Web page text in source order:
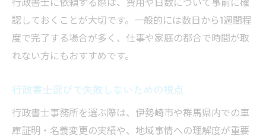
行政書士による申請で書類不備を防止
行政書士依頼で効率よく正確な車庫証明
行政書士サービスがもたらす時短効果
認しておくことが大切です。一般的には数日から1週間程
度で完了する場合が多く、仕事や家庭の都合で時間が取
れない方にもおすすめです。
行政書士選びで失敗しないための視点
行政書士事務所を選ぶ際は、伊勢崎市や群馬県内での車
庫証明・名義変更の実績や、地域事情への理解度が重要